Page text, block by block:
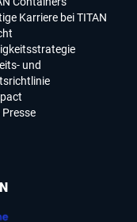
Karriere bei TITAN
und
Presse